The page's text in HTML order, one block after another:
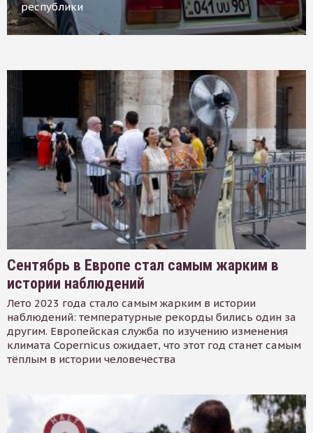
республики
Сентябрь в Европе стал самым жарким в
истории наблюдений
Лето 2023 года стало самым жарким в истории
наблюдений: температурные рекорды бились один за
другим. Европейская служба по изучению изменения
климата Copernicus ожидает, что этот год станет самым
тёплым в истории человечества